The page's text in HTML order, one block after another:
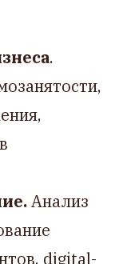
.
Анализ
digital-